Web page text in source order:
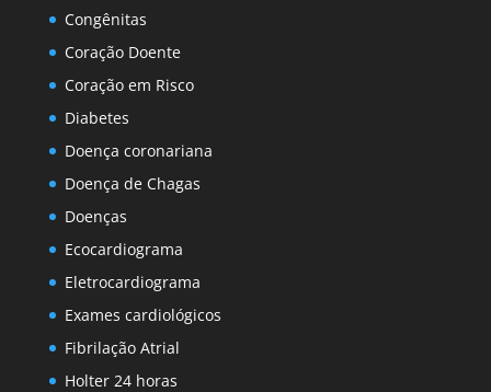
Congênitas
Coração Doente
Coração em Risco
Diabetes
Doença coronariana
Doença de Chagas
Doenças
Ecocardiograma
Eletrocardiograma
Exames cardiológicos
Fibrilação Atrial
Holter 24 horas